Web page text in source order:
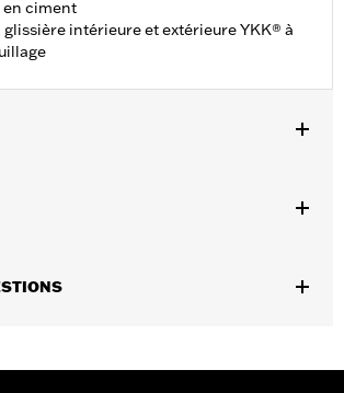
ciment
glissière intérieure et extérieure YKK® à
d.com/warranty
pour obtenir tous les